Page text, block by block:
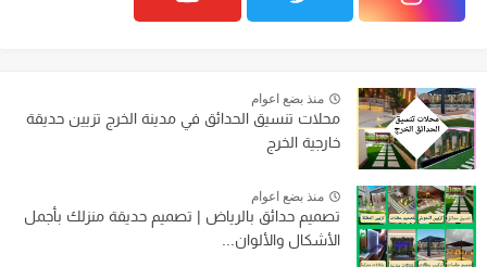
منذ بضع اعوام
محلات تنسيق الحدائق في مدينة الخرج تزيين حديقة
خارجية الخرج
منذ بضع اعوام
تصميم حدائق بالرياض | تصميم حديقة منزلك بأجمل
الأشكال والألوان...